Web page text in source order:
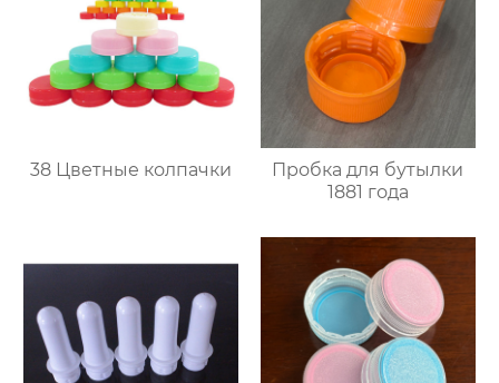
38 Цветные колпачки
Пробка для бутылки
1881 года